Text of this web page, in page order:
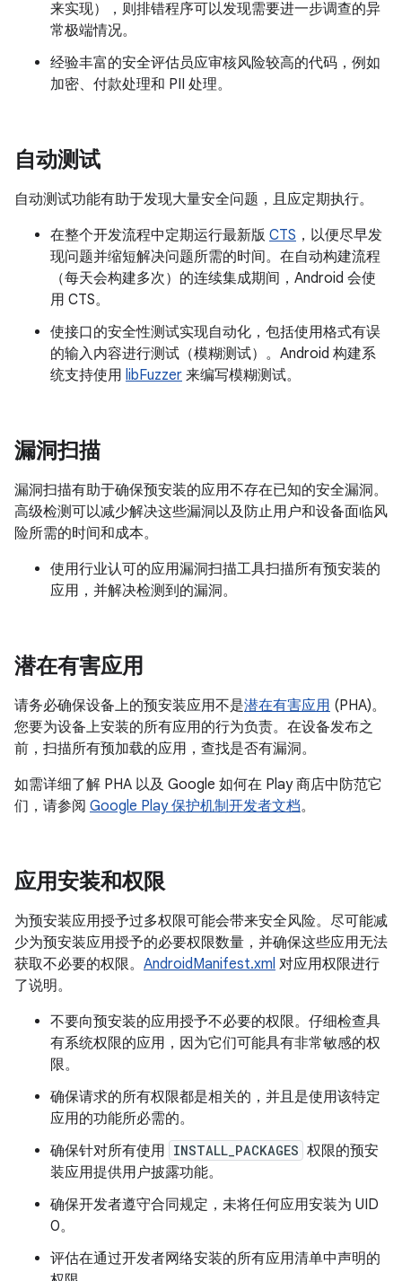
来实现），则排错程序可以发现需要进一步调查的异
常极端情况。
经验丰富的安全评估员应审核风险较高的代码，例如
加密、付款处理和 PII 处理。
自动测试
自动测试功能有助于发现大量安全问题，且应定期执行。
在整个开发流程中定期运行最新版 CTS ，以便尽早发
现问题并缩短解决问题所需的时间。在自动构建流程
（每天会构建多次）的连续集成期间，Android 会使
用 CTS。
使接口的安全性测试实现自动化，包括使用格式有误
的输入内容进行测试（模糊测试）。Android 构建系
统支持使用 libFuzzer 来编写模糊测试。
漏洞扫描
漏洞扫描有助于确保预安装的应用不存在已知的安全漏洞。
高级检测可以减少解决这些漏洞以及防止用户和设备面临风
险所需的时间和成本。
使用行业认可的应用漏洞扫描工具扫描所有预安装的
应用，并解决检测到的漏洞。
潜在有害应用
请务必确保设备上的预安装应用不是潜在有害应用 (PHA)。
您要为设备上安装的所有应用的行为负责。在设备发布之
前，扫描所有预加载的应用，查找是否有漏洞。
如需详细了解 PHA 以及 Google 如何在 Play 商店中防范它
们，请参阅 Google Play 保护机制开发者文档。
应用安装和权限
为预安装应用授予过多权限可能会带来安全风险。尽可能减
少为预安装应用授予的必要权限数量，并确保这些应用无法
获取不必要的权限。 AndroidManifest.xml 对应用权限进行
了说明。
不要向预安装的应用授予不必要的权限。仔细检查具
有系统权限的应用，因为它们可能具有非常敏感的权
限。
确保请求的所有权限都是相关的，并且是使用该特定
应用的功能所必需的。
确保针对所有使用 INSTALL_PACKAGES 权限的预安
装应用提供用户披露功能。
确保开发者遵守合同规定，未将任何应用安装为 UID
0。
评估在通过开发者网络安装的所有应用清单中声明的